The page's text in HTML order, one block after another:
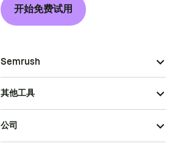
开始免费试用
Semrush
其他工具
公司